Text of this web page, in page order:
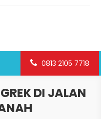
0813 2105 7718
DI JALAN